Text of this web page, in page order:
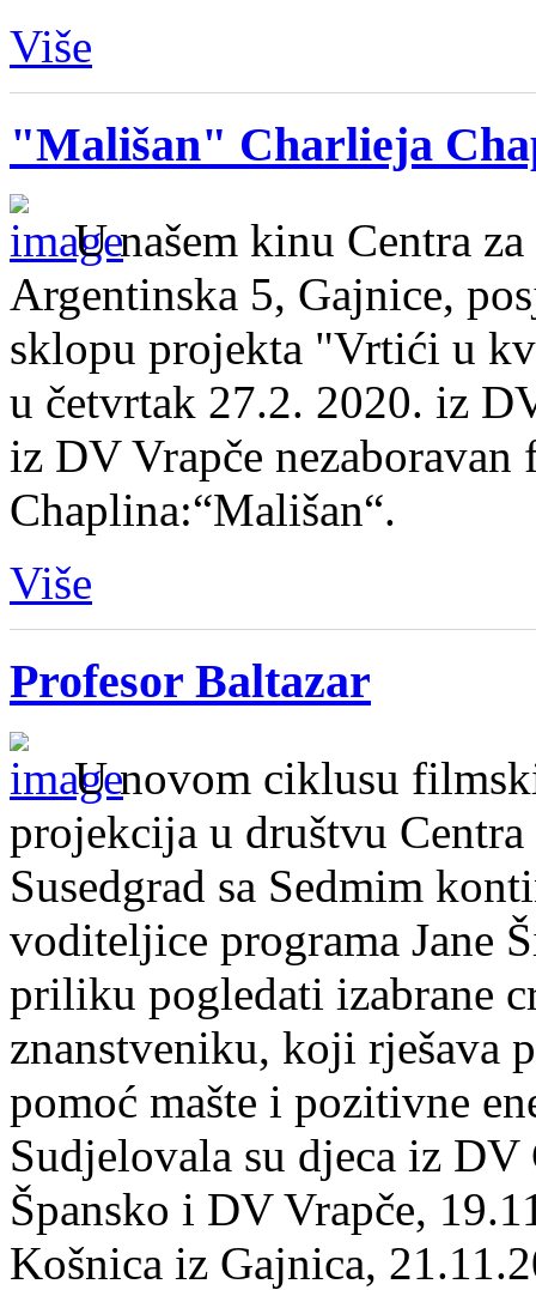
Više
"Mališan" Charlieja
U našem kinu Centra
Argentinska 5, Gajnice,
sklopu projekta "Vrtići u
u četvrtak 27.2. 2020. iz
iz DV Vrapče
Chaplina:“Mališan“.
Više
Profesor Baltazar
U novom ciklusu
projekcija u društvu
Susedgrad sa Sedmim
voditeljice programa Jane
priliku pogledati izabrane
znanstveniku, koji rješava
pomoć mašte i pozitivne
Sudjelovala su djeca iz
Špansko i DV Vrapče,
Košnica iz Gajnica,